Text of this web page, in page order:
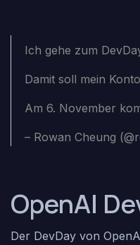
Ich gehe zum
Damit soll mein
Am 6. November
– Rowan Cheung
OpenAI
Der DevDay von